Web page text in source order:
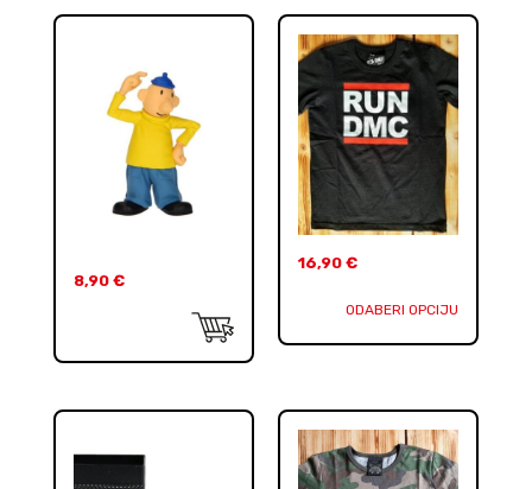
8,90 €
16,90 €
ODABERI OPCIJU